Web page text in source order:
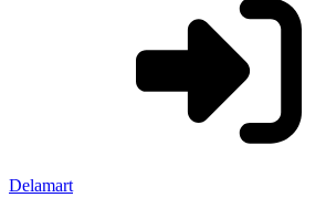
Delamart